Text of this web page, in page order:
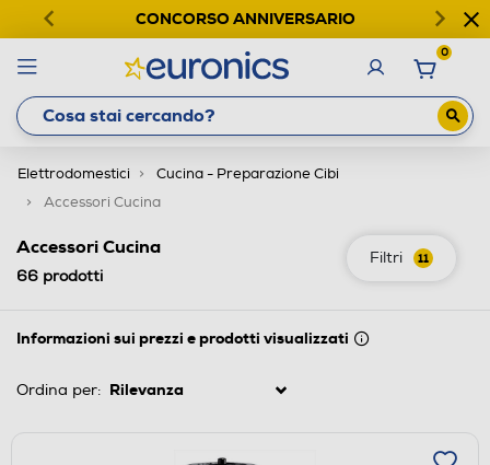
CONCORSO ANNIVERSARIO
0
Elettrodomestici
Cucina - Preparazione Cibi
Accessori Cucina
Filtri 11
Accessori Cucina
66 prodotti
Informazioni sui prezzi e prodotti visualizzati
Ordina per: